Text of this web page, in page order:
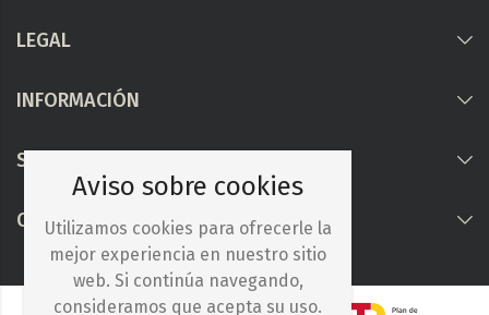
LEGAL
INFORMACIÓN
Síguenos
COLABORAMOS CON
Aviso sobre cookies
Utilizamos cookies para ofrecerle la
mejor experiencia en nuestro sitio
web. Si continúa navegando,
consideramos que acepta su uso.